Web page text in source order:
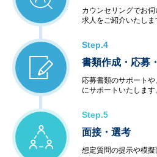
・ファシリティ管理
・ヘルプデスク
・データセンター
・ハウジング・ホスティング
・セキュリティ
＜教育サービス＞
・システム運用サービス
＜コンビニエンスサービス＞
・ハードウェア販売
・ソフトウェア販売
カウンセリングでお
求人をご紹介いたしま
Step.4
書類作成・応募
応募書類のサポート
にサポートいたします
Step.5
面接・選考
想定質問の提示や模